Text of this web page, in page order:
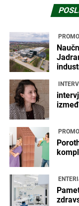
PROMO
PROMO